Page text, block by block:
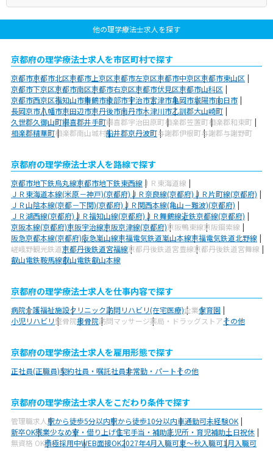
他の理学療法士求人を探す
京都府の理学療法士求人を市区町村で探す
京都市京都市北区京都市上京区京都市左京区京都市中京区京都市東山区
京都市下京区京都市南区京都市右京区京都市伏見区京都市山科区
京都市西京区福知山市舞鶴市綾部市宇治市宮津市亀岡市城陽市向日市
長岡京市八幡市京田辺市京丹後市南丹市木津川市乙訓郡大山崎町
久世郡久御山町綴喜郡井手町綴喜郡宇治田原町相楽郡笠置町相楽郡和束町
相楽郡精華町相楽郡南山城村船井郡京丹波町与謝郡伊根町与謝郡与謝野町
京都府の理学療法士求人を路線で探す
京都市地下鉄烏丸線京都市地下鉄東西線 ＪＲ東海道線
ＪＲ東海道本線(米原－神戸)(京都府)ＪＲ奈良線(京都府)ＪＲ片町線(京都府)
ＪＲ山陰本線(京都－下関)(京都府)ＪＲ関西本線(亀山－難波)(京都府)
ＪＲ湖西線(京都府)ＪＲ福知山線(京都府)ＪＲ舞鶴線近鉄京都線(京都府)
京阪本線(京都府)京阪宇治線京阪京津線(京都府)京阪鴨東線京阪鋼索線
阪急京都本線(京都府)阪急嵐山線京福電気鉄道嵐山本線京福電気鉄道北野線
嵯峨野観光鉄道京都丹後鉄道宮福線京都丹後鉄道宮豊線京都丹後鉄道宮舞線
叡山電鉄鞍馬線叡山電鉄叡山本線
京都府の理学療法士求人を仕事内容で探す
病院介護福祉施設クリニック訪問リハビリ(在宅医療)企業保育園
小児リハビリ整骨院接骨院訪問マッサージ薬局・ドラッグストアその他
京都府の理学療法士求人を雇用形態で探す
正社員(正職員)契約社員・嘱託社員非常勤・パートその他
京都府の理学療法士求人をこだわり条件で探す
管理職求人駅から徒歩5分以内駅から徒歩10分以内車通勤可未経験OK
新卒OK残業少なめ寮・借り上げ住宅手当・補助託児所・育児補助土日祝休
無資格 OK積極採用中WEB面接OK2027年4月入職可夏～秋入職可1月入職可